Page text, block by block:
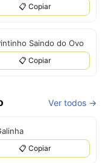
📋 Copiar
Saindo do Ovo
📋 Copiar
Ver todos →
📋 Copiar